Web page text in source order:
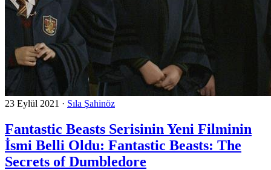
23 Eylül 2021 · Sıla Şahinöz
Fantastic Beasts Serisinin Yeni Filminin
İsmi Belli Oldu: Fantastic Beasts: The
Secrets of Dumbledore